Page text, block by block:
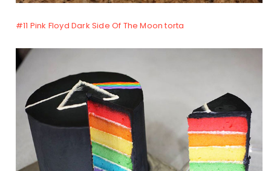
#11 Pink Floyd Dark Side Of The Moon torta